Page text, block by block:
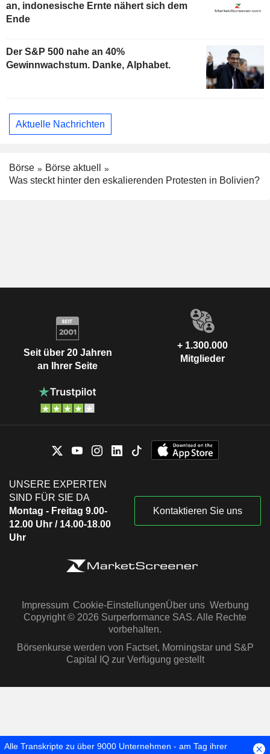
an, indonesische Ernte nähert sich dem
Ende
Der S&P 500 nahe an 40%
Gewinnwachstum. Danke, Alphabet.
Aktuelle Nachrichten
Börse
Börse aktuell
Was steckt hinter den eskalierenden Protesten in Bolivien?
Seit über 20 Jahren
an Ihrer Seite
+ 1.300.000
Mitglieder
UNSERE EXPERTEN
SIND FÜR SIE DA
Montag - Freitag 9.00-
12.00 Uhr / 14.00-18.00
Uhr
Kontaktieren Sie uns
Impressum Cookie-EinstellungenÜber uns Werbung
Copyright © 2026 Surperformance SAS. Alle Rechte
vorbehalten.
Börsenkurse werden von Factset, Morningstar und S&P
Capital IQ zur Verfügung gestellt
Alle Transkripte zu über 9000 Unternehmen - am Tag ihrer